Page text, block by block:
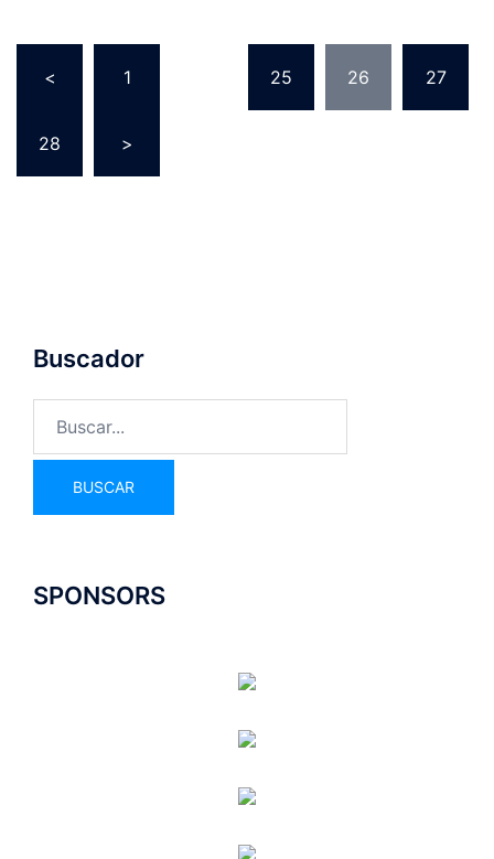
< 1 25 26 27
28 >
Buscador
SPONSORS